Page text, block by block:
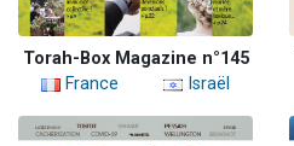
Torah-Box Magazine n°145
France
Israël